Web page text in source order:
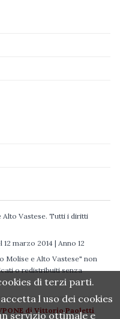
Vastese. Tutti i diritti
marzo 2014 | Anno 12
Molise e Alto Vastese" non
o redistribuiti senza
di Vittorio Paoletti
di terzi parti.
l uso dei cookies
servizio ottimale e